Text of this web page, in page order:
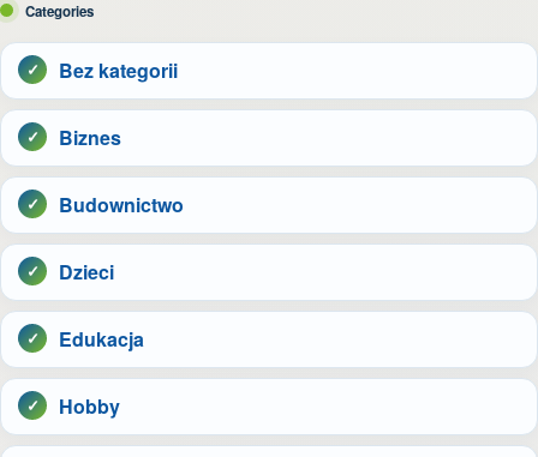
Categories
Bez kategorii
Biznes
Budownictwo
Dzieci
Edukacja
Hobby